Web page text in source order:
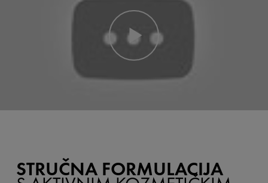
STRUČNA FORMULACIJA